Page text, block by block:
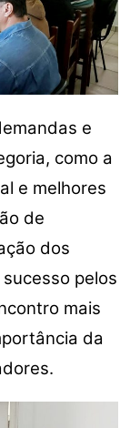
e
como a
e melhores
de
dos
pelos
mais
da